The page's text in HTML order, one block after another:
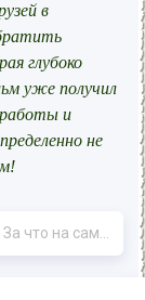
в
глубоко
уже получил
работы и
не
на самом деле изгнали Зуко в «Аватаре» - Новости кино